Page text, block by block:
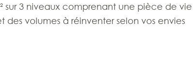
3 niveaux comprenant une pièce de vie
des volumes à réinventer selon vos envies